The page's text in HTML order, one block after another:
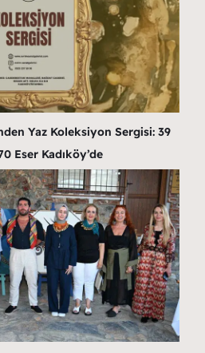
Yaz Koleksiyon Sergisi: 39
Eser Kadıköy’de